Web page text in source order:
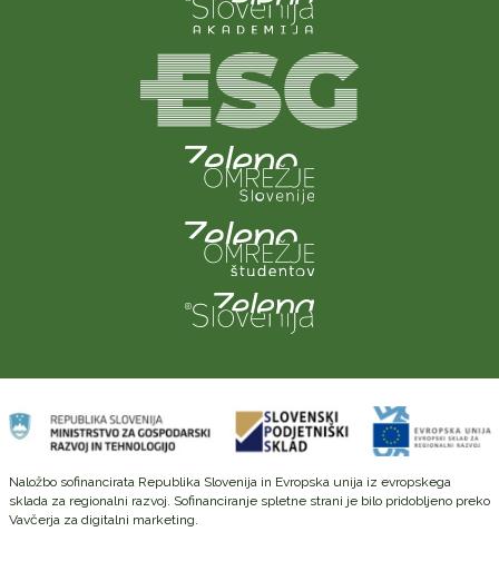
Naložbo sofinancirata Republika Slovenija in Evropska unija iz evropskega
sklada za regionalni razvoj. Sofinanciranje spletne strani je bilo pridobljeno preko
Vavčerja za digitalni marketing.